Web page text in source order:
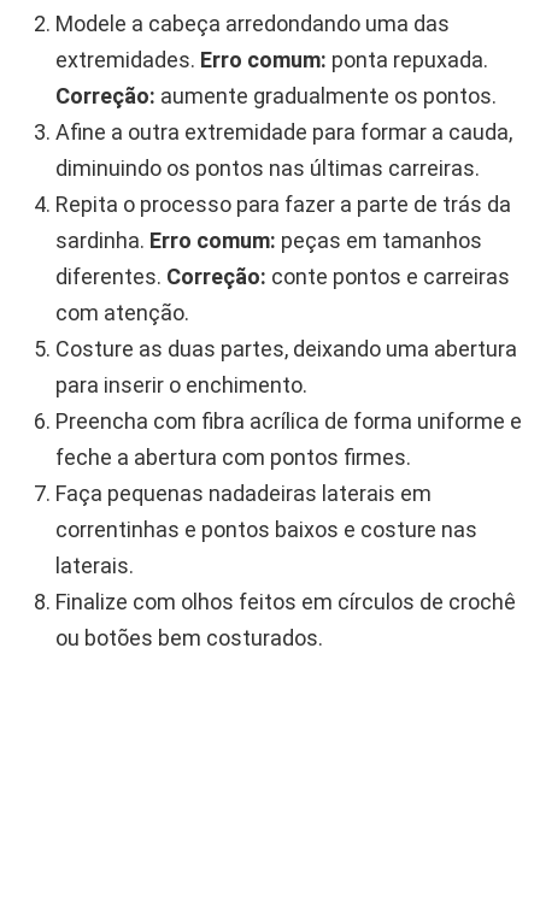
Modele a cabeça arredondando uma das
extremidades. Erro comum: ponta repuxada.
Correção: aumente gradualmente os pontos.
Afine a outra extremidade para formar a cauda,
diminuindo os pontos nas últimas carreiras.
Repita o processo para fazer a parte de trás da
sardinha. Erro comum: peças em tamanhos
diferentes. Correção: conte pontos e carreiras
com atenção.
Costure as duas partes, deixando uma abertura
para inserir o enchimento.
Preencha com fibra acrílica de forma uniforme e
feche a abertura com pontos firmes.
Faça pequenas nadadeiras laterais em
correntinhas e pontos baixos e costure nas
laterais.
Finalize com olhos feitos em círculos de crochê
ou botões bem costurados.